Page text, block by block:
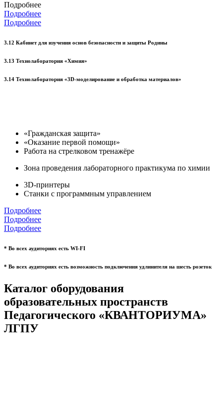
Подробнее
Подробнее
Подробнее
3.12 Кабинет для изучения основ безопасности и защиты Родины
3.13 Технолаборатория «Химия»
3.14 Технолаборатория «3D-моделирование и обработка материалов»
«Гражданская защита»
«Оказание первой помощи»
Работа на стрелковом тренажёре
Зона проведения лабораторного практикума по химии
3D-принтеры
Станки с программным управлением
Подробнее
Подробнее
Подробнее
* Во всех аудиториях есть WI-FI
* Во всех аудиториях есть возможность подключения удлинителя на шесть розеток
Каталог оборудования
образовательных пространств
Педагогического «КВАНТОРИУМА»
ЛГПУ